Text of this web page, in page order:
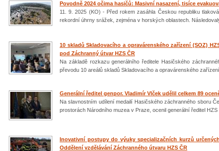
Povodně 2024 očima hasičů: Masivní nasazení, tisíce
11. 9. 2025 (KO) - Před rokem zasáhla Českou republiku
rekordní úhrny srážek, zejména v horských oblastech.
10 skladů Skladovacího a opravárenského zařízení (SOZ)
pod Záchranný útvar HZS ČR
Na základě rozkazu generálního ředitele Hasičského
převodu 10 areálů skladů Skladovacího a opravárenského
Generální ředitel genpor. Vladimír Vlček udělil celkem 89
Na slavnostním udílení medailí Hasičského záchranného sboru
prostorách Národního muzea v Praze, ocenil generální ředitel
Inovativní postupy do výuky specializačních kurzů
Oddělení vzdělávání Záchranného útvaru HZS ČR